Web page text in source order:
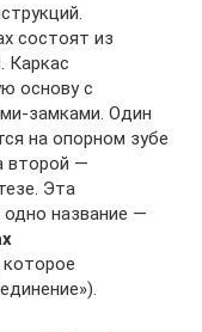
состоят из
Каркас
основу с
замками. Один
на опорном зубе
второй —
Эта
название —
которое